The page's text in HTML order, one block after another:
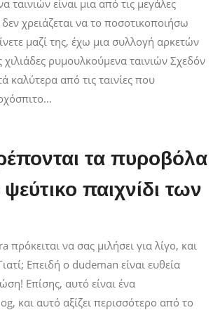
ταινιών είναι μια από τις μεγάλες
χρειάζεται να το ποσοτικοποιήσω
μαζί της, έχω μια συλλογή αρκετών
χιλιάδες ρυμουλκούμενα ταινιών Σχεδόν
καλύτερα από τις ταινίες που
τα πυροβόλα
παιχνίδι των
πρόκειται να σας μιλήσει για λίγο, και
Επειδή ο dudeman είναι ευθεία
Επίσης, αυτό είναι ένα
και αυτό αξίζει περισσότερο από το